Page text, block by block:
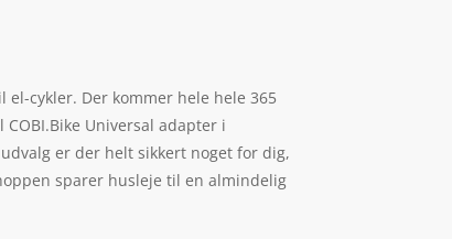
cykler. Der kommer hele hele 365
Universal adapter i
er der helt sikkert noget for dig,
sparer husleje til en almindelig